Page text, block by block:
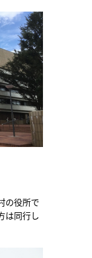
の役所で
は同行し